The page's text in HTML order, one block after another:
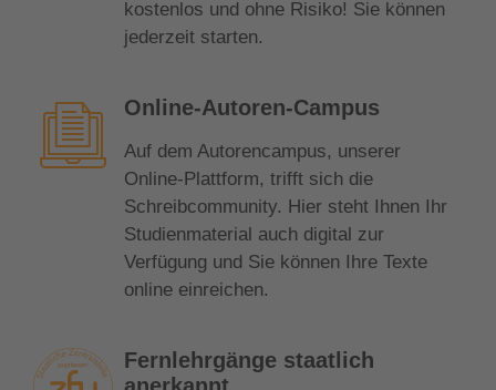
kostenlos und ohne Risiko! Sie können
jederzeit starten.
Online-Autoren-Campus
Auf dem Autorencampus, unserer
Online-Plattform, trifft sich die
Schreibcommunity. Hier steht Ihnen Ihr
Studienmaterial auch digital zur
Verfügung und Sie können Ihre Texte
online einreichen.
Fernlehrgänge staatlich
anerkannt